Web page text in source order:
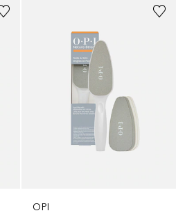
OPI